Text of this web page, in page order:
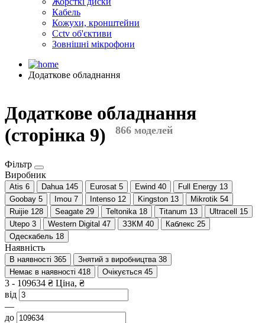
Кабель
Кожухи, кронштейни
Cctv об'єктиви
Зовнішні мікрофони
Додаткове обладнання
Додаткове обладнання
(сторінка 9)
866 моделей
Фільтр
Виробник
Atis 6 Dahua 145 Eurosat 5 Ewind 40 Full Energy 13
Goobay 5 Imou 7 Intenso 12 Kingston 13 Mikrotik 54
Ruijie 128 Seagate 29 Teltonika 18 Titanum 13 Ultracell
15
Utepo 3 Western Digital 47 ЗЗКМ 40 Каблекс 25
Одескабель 18
Наявність
В наявності 365 Знятий з виробництва 38
Немає в наявності 418 Очікується 45
3 - 109634 ₴ Ціна, ₴
від
—
до